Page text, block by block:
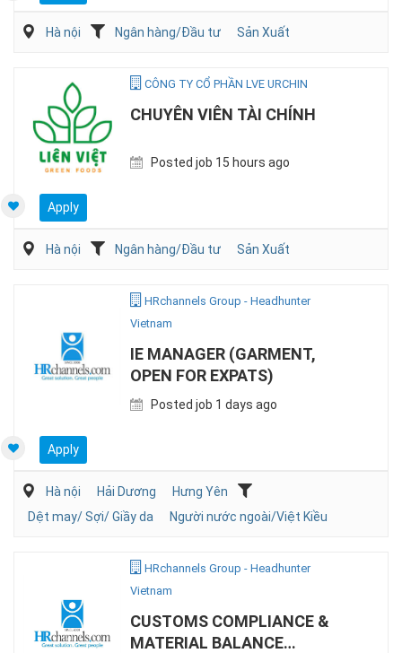
Hà nội Ngân hàng/Đầu tư Sản Xuất
CÔNG TY CỔ PHẦN LVE URCHIN
CHUYÊN VIÊN TÀI CHÍNH
Posted job 15 hours ago
Apply
Hà nội Ngân hàng/Đầu tư Sản Xuất
HRchannels Group - Headhunter
Vietnam
IE MANAGER (GARMENT,
OPEN FOR EXPATS)
Posted job 1 days ago
Apply
Hà nội Hải Dương
Hưng Yên
Dệt may/ Sợi/ Giầy da
Người nước ngoài/Việt Kiều
HRchannels Group - Headhunter
Vietnam
CUSTOMS COMPLIANCE &
MATERIAL BALANCE